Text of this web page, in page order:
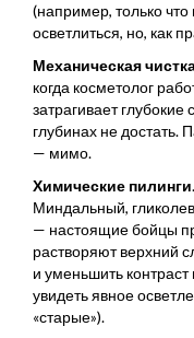
(например, только
осветлиться, но, как
Механическая
когда косметолог
затрагивает
глубинах не достать.
— мимо.
Химические пилинги
Миндальный,
— настоящие бойцы
растворяют верхний
и уменьшить
увидеть явное
«старые»).